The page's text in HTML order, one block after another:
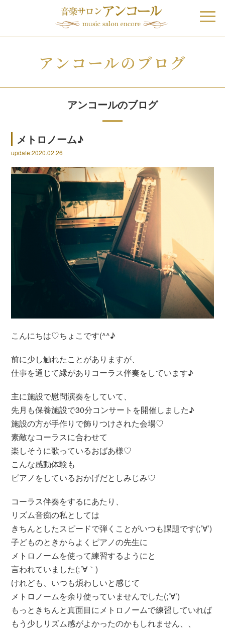
アンコールのブログ
アンコールのブログ
メトロノーム♪
update:2020.02.26
こんにちは♡ちょこです(^^♪
前に少し触れたことがありますが、
仕事を通じて縁がありコーラス伴奏をしています♪
主に施設で慰問演奏をしていて、
先月も保養施設で30分コンサートを開催しました♪
施設の方が手作りで飾りつけされた会場♡
素敵なコーラスに合わせて
楽しそうに歌っているおばあ様♡
こんな感動体験も
ピアノをしているおかげだとしみじみ♡
コーラス伴奏をするにあたり、
リズム音痴の私としては
きちんとしたスピードで弾くことがいつも課題です(;’∀’)
子どものときからよくピアノの先生に
メトロノームを使って練習するようにと
言われていました(;´∀｀)
けれども、いつも煩わしいと感じて
メトロノームを余り使っていませんでした(;’∀’)
もっときちんと真面目にメトロノームで練習していれば
もう少しリズム感がよかったのかもしれません、、